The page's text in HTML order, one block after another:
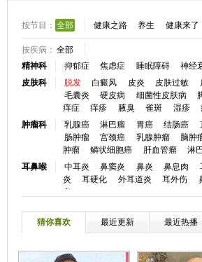
按节目： 全部 健康之路 养生 健康来了
按疾病： 全部
精神科
抑郁症 焦虑症 睡眠障碍
神经
皮肤科
脱发 白癜风 皮炎 皮肤过敏
毛囊炎
硬皮病 细菌性皮肤病
痒症
痒疹 腋臭 雀斑 湿疹
肿瘤科
乳腺癌 淋巴瘤 胃癌 结肠癌
肠肿瘤
宫颈癌 乳腺肿瘤 脑肿
肿瘤
鳞状细胞癌 肝血管瘤 淋
耳鼻喉
中耳炎 鼻窦炎 鼻炎 鼻息肉
炎
耳硬化 外耳道炎 耳外伤
炎
眼科
白内障 青光眼 视网膜脱落 斜
炎
角膜病 干眼症 麦粒肿 小
心血管
冠心病 高血压 心律失常 房颤
猜你喜欢 最近更新 最近热播